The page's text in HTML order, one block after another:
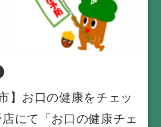
】お口の健康をチェッ
にて「お口の健康チェ